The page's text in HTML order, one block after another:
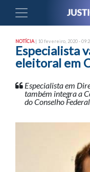
NOTÍCIA | 10 fevereiro, 2020 -
Especialista
eleitoral em
Especialista em
também integra a
do Conselho